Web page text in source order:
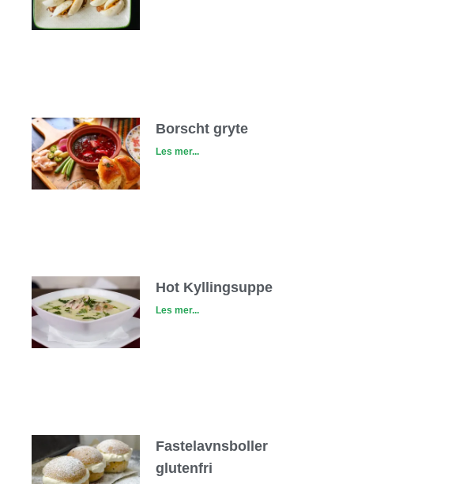
Borscht gryte
Les mer...
Hot Kyllingsuppe
Les mer...
Fastelavnsboller
glutenfri